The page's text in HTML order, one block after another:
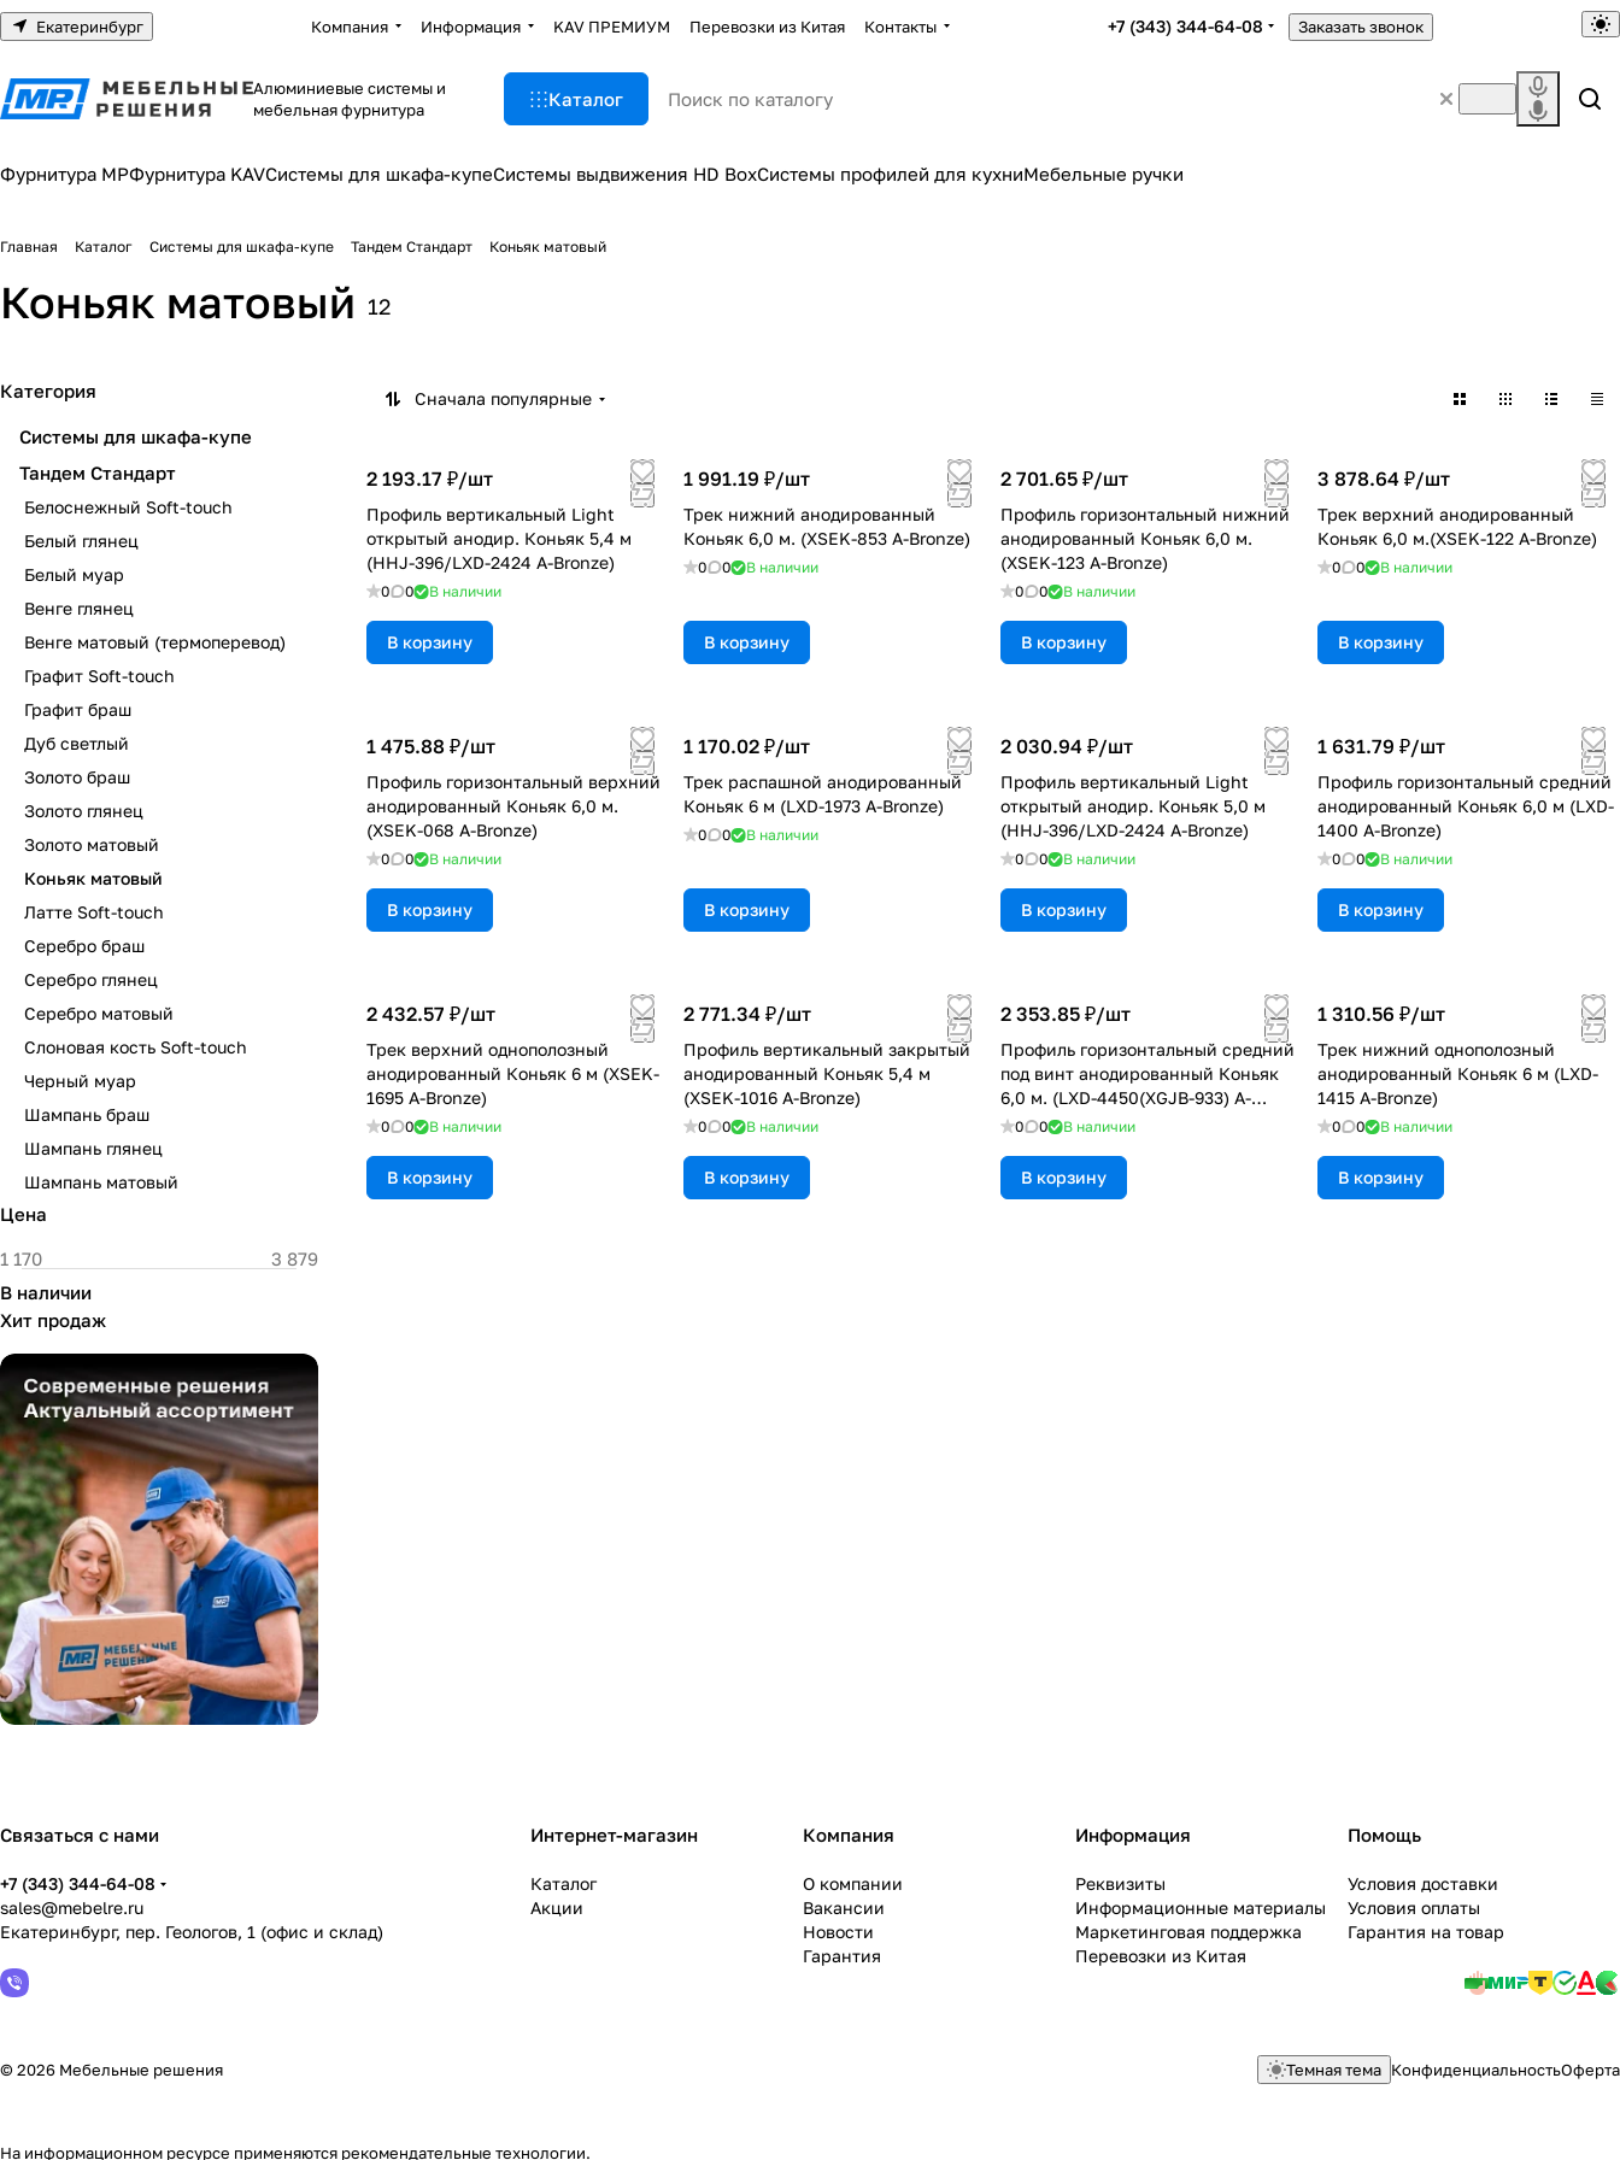
Екатеринбург Компания Информация KAV ПРЕМИУМ Перевозки из Китая Контакты +7 (343) 344-64-08 Заказать звонок
Алюминиевые системы и
мебельная фурнитура
Каталог
Фурнитура МРФурнитура KAVСистемы для шкафа-купеСистемы выдвижения HD BoxСистемы профилей для кухниМебельные ручки
Главная Каталог Системы для шкафа-купе Тандем Стандарт Коньяк матовый
Коньяк матовый 12
Сначала популярные
2 193.17 ₽/шт
Профиль вертикальный Light
открытый анодир. Коньяк 5,4 м
(HHJ-396/LXD-2424 A-Bronze)
0 0 В наличии
В корзину
1 991.19 ₽/шт
Трек нижний анодированный
Коньяк 6,0 м. (XSEK-853 A-Bronze)
0 0 В наличии
В корзину
2 701.65 ₽/шт
Профиль горизонтальный нижний
анодированный Коньяк 6,0 м.
(XSEK-123 A-Bronze)
0 0 В наличии
В корзину
3 878.64 ₽/шт
Трек верхний анодированный
Коньяк 6,0 м.(XSEK-122 A-Bronze)
0 0 В наличии
В корзину
1 475.88 ₽/шт
Профиль горизонтальный верхний
анодированный Коньяк 6,0 м.
(XSEK-068 A-Bronze)
0 0 В наличии
В корзину
1 170.02 ₽/шт
Трек распашной анодированный
Коньяк 6 м (LXD-1973 A-Bronze)
0 0 В наличии
В корзину
2 030.94 ₽/шт
Профиль вертикальный Light
открытый анодир. Коньяк 5,0 м
(HHJ-396/LXD-2424 A-Bronze)
0 0 В наличии
В корзину
1 631.79 ₽/шт
Профиль горизонтальный средний
анодированный Коньяк 6,0 м (LXD-
1400 A-Bronze)
0 0 В наличии
В корзину
2 432.57 ₽/шт
Трек верхний однополозный
анодированный Коньяк 6 м (XSEK-
1695 A-Bronze)
0 0 В наличии
В корзину
2 771.34 ₽/шт
Профиль вертикальный закрытый
анодированный Коньяк 5,4 м
(XSEK-1016 A-Bronze)
0 0 В наличии
В корзину
2 353.85 ₽/шт
Профиль горизонтальный средний
под винт анодированный Коньяк
6,0 м. (LXD-4450(XGJB-933) A-
Bronze)
0 0 В наличии
В корзину
1 310.56 ₽/шт
Трек нижний однополозный
анодированный Коньяк 6 м (LXD-
1415 A-Bronze)
0 0 В наличии
В корзину
Категория
Системы для шкафа-купе
Тандем Стандарт
Белоснежный Soft-touch
Белый глянец
Белый муар
Венге глянец
Венге матовый (термоперевод)
Графит Soft-touch
Графит браш
Дуб светлый
Золото браш
Золото глянец
Золото матовый
Коньяк матовый
Латте Soft-touch
Серебро браш
Серебро глянец
Серебро матовый
Слоновая кость Soft-touch
Черный муар
Шампань браш
Шампань глянец
Шампань матовый
Цена
В наличии
Хит продаж
Связаться с нами
+7 (343) 344-64-08
sales@mebelre.ru
Екатеринбург, пер. Геологов, 1 (офис и склад)
Интернет-магазин
Каталог
Акции
Компания
О компании
Вакансии
Новости
Гарантия
Информация
Реквизиты
Информационные материалы
Маркетинговая поддержка
Перевозки из Китая
Помощь
Условия доставки
Условия оплаты
Гарантия на товар
© 2026 Мебельные решения Темная тема КонфиденциальностьОферта
На информационном ресурсе применяются рекомендательные технологии.